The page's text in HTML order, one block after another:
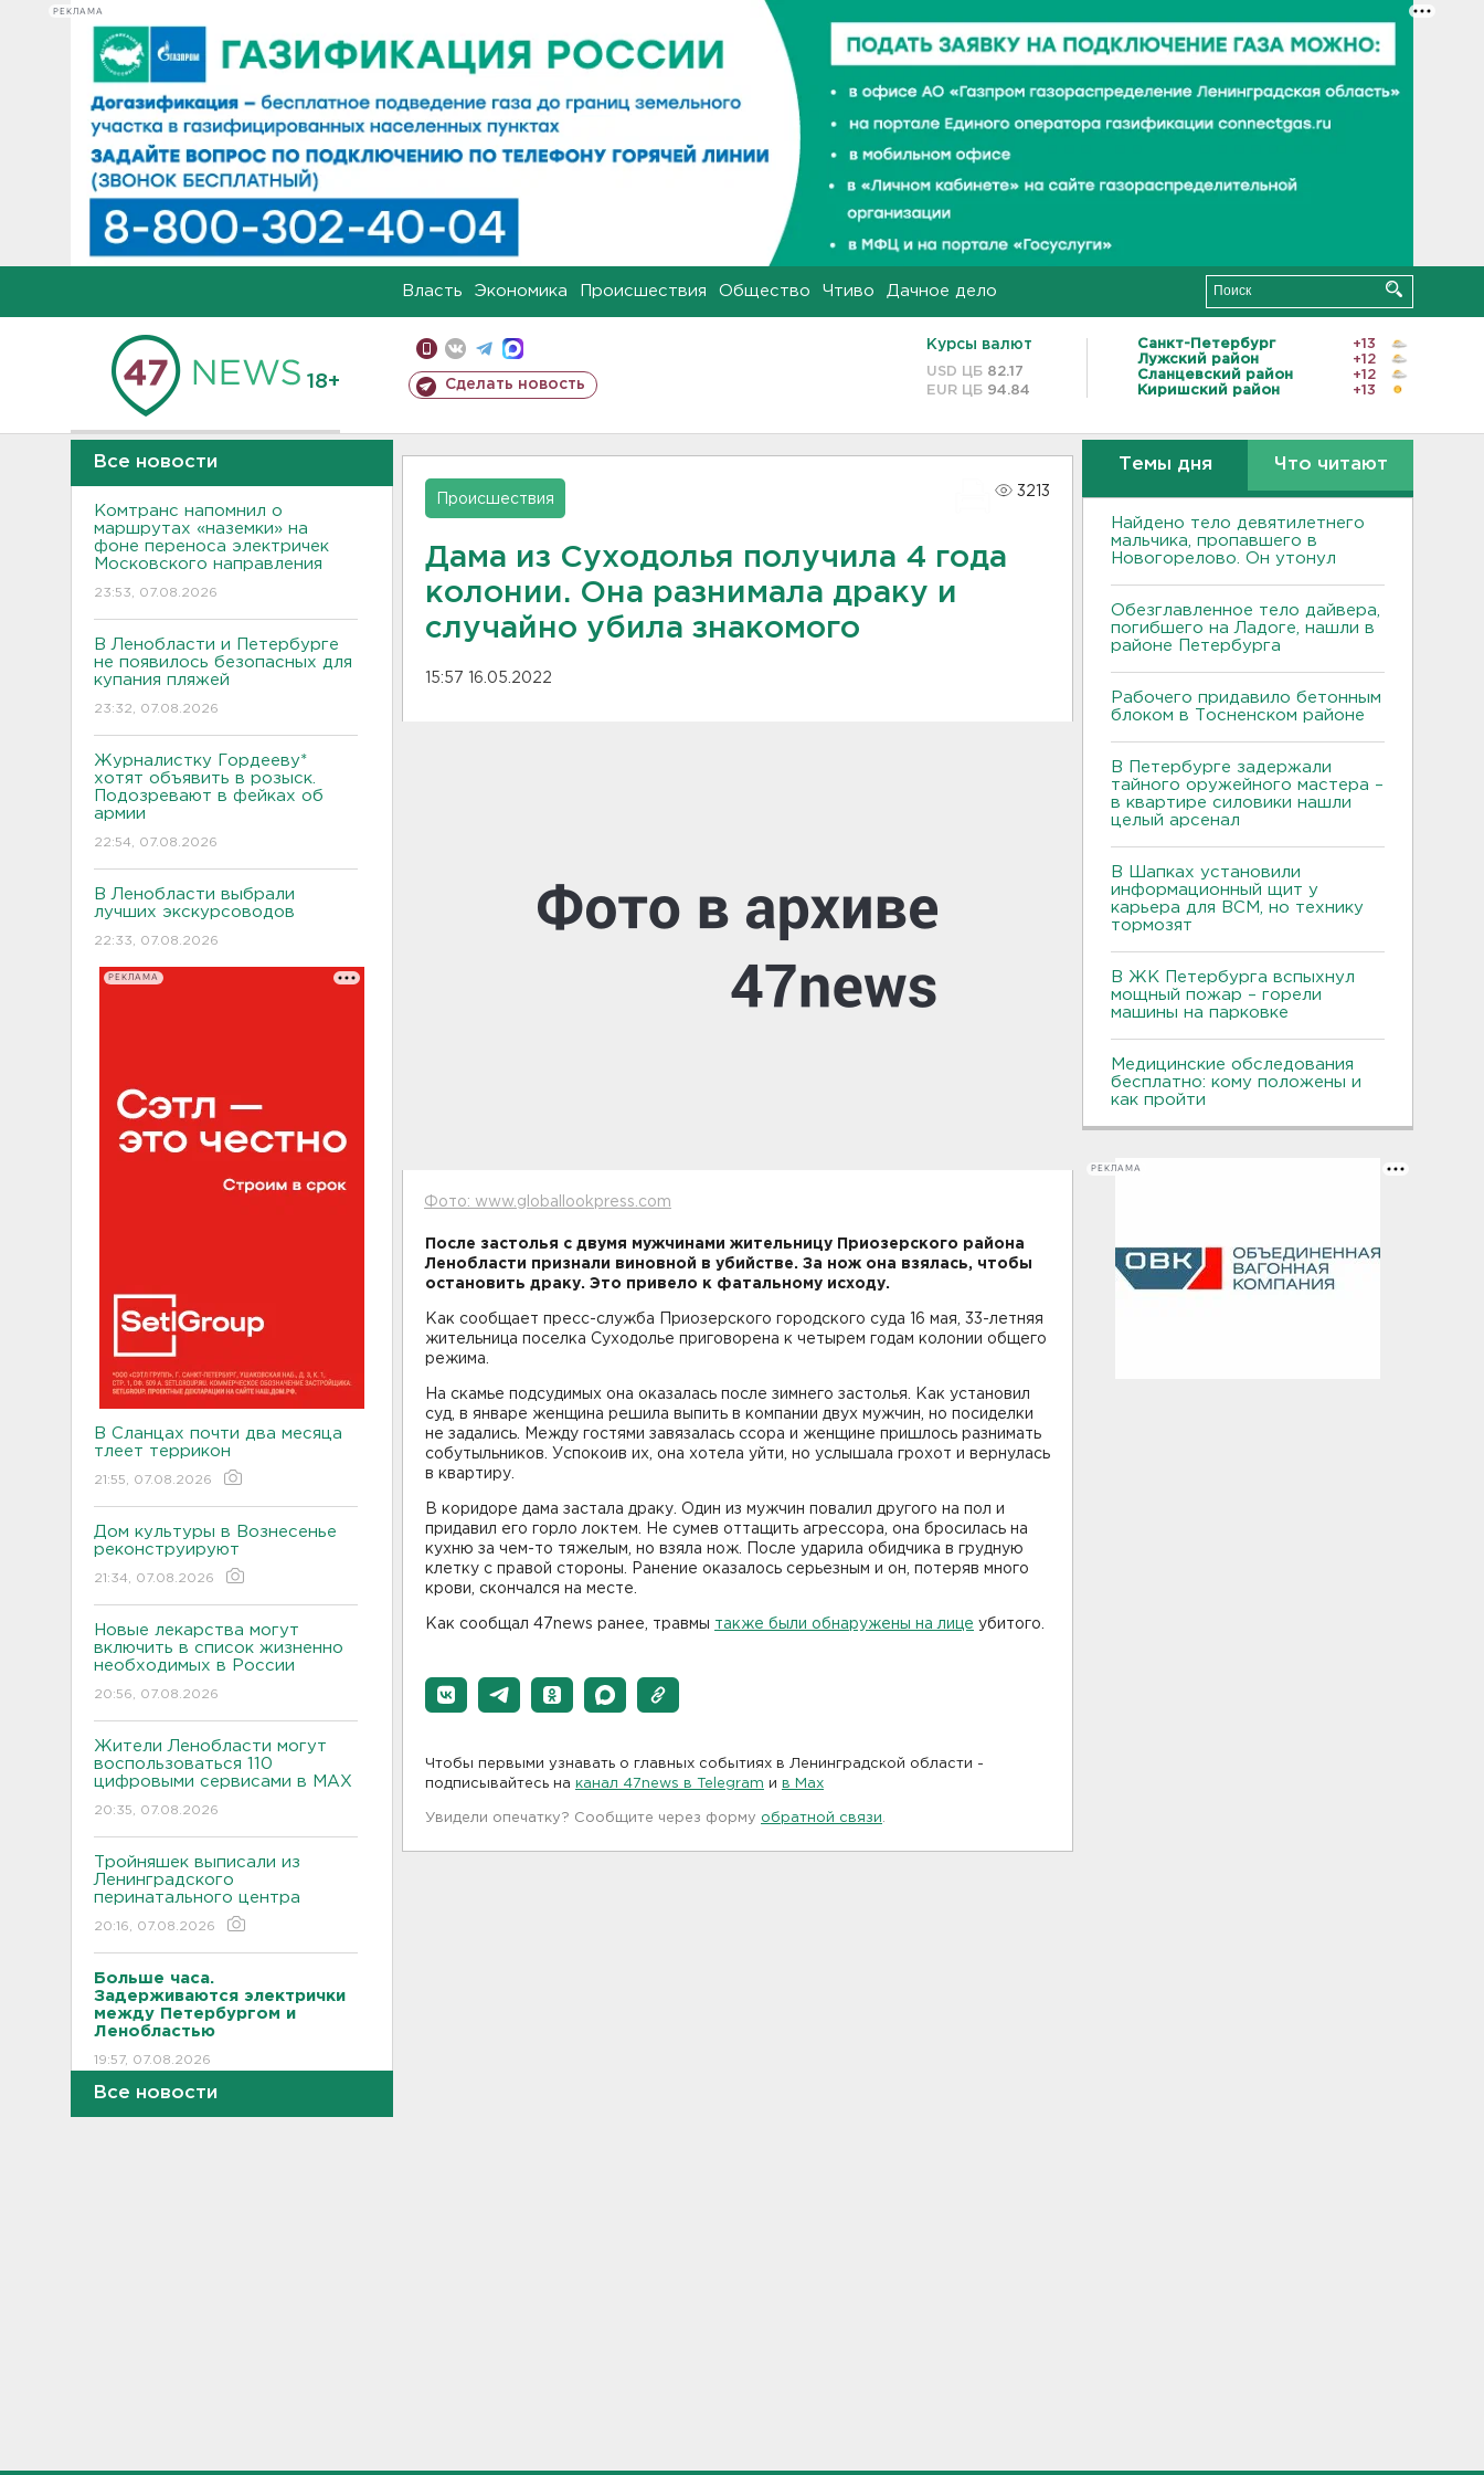
РЕКЛАМА
Власть Экономика Происшествия Общество Чтиво Дачное дело
18+ Сделать новость
Курсы валют
USD ЦБ 82.17
EUR ЦБ 94.84
Санкт-Петербург
+13
Лужский район
+12
Сланцевский район
+12
Киришский район
+13
Все новости
Комтранс напомнил о
маршрутах «наземки» на
фоне переноса электричек
Московского направления
23:53, 07.08.2026
В Ленобласти и Петербурге
не появилось безопасных для
купания пляжей
23:32, 07.08.2026
Журналистку Гордееву*
хотят объявить в розыск.
Подозревают в фейках об
армии
22:54, 07.08.2026
В Ленобласти выбрали
лучших экскурсоводов
22:33, 07.08.2026
РЕКЛАМА
В Сланцах почти два месяца
тлеет террикон
21:55, 07.08.2026
Дом культуры в Вознесенье
реконструируют
21:34, 07.08.2026
Новые лекарства могут
включить в список жизненно
необходимых в России
20:56, 07.08.2026
Жители Ленобласти могут
воспользоваться 110
цифровыми сервисами в МАХ
20:35, 07.08.2026
Тройняшек выписали из
Ленинградского
перинатального центра
20:16, 07.08.2026
Больше часа.
Задерживаются электрички
между Петербургом и
Ленобластью
19:57, 07.08.2026
Все новости
Происшествия
3213
Дама из Суходолья получила 4 года
колонии. Она разнимала драку и
случайно убила знакомого
15:57 16.05.2022
Фото: www.globallookpress.com
После застолья с двумя мужчинами жительницу Приозерского района
Ленобласти признали виновной в убийстве. За нож она взялась, чтобы
остановить драку. Это привело к фатальному исходу.
Как сообщает пресс-служба Приозерского городского суда 16 мая, 33-летняя
жительница поселка Суходолье приговорена к четырем годам колонии общего
режима.
На скамье подсудимых она оказалась после зимнего застолья. Как установил
суд, в январе женщина решила выпить в компании двух мужчин, но посиделки
не задались. Между гостями завязалась ссора и женщине пришлось разнимать
собутыльников. Успокоив их, она хотела уйти, но услышала грохот и вернулась
в квартиру.
В коридоре дама застала драку. Один из мужчин повалил другого на пол и
придавил его горло локтем. Не сумев оттащить агрессора, она бросилась на
кухню за чем-то тяжелым, но взяла нож. После ударила обидчика в грудную
клетку с правой стороны. Ранение оказалось серьезным и он, потеряв много
крови, скончался на месте.
Как сообщал 47news ранее, травмы также были обнаружены на лице убитого.
Чтобы первыми узнавать о главных событиях в Ленинградской области -
подписывайтесь на канал 47news в Telegram и в Maх
Увидели опечатку? Сообщите через форму обратной связи
Темы дня Что читают
Найдено тело девятилетнего
мальчика, пропавшего в
Новогорелово. Он утонул
Обезглавленное тело дайвера,
погибшего на Ладоге, нашли в
районе Петербурга
Рабочего придавило бетонным
блоком в Тосненском районе
В Петербурге задержали
тайного оружейного мастера –
в квартире силовики нашли
целый арсенал
В Шапках установили
информационный щит у
карьера для ВСМ, но технику
тормозят
В ЖК Петербурга вспыхнул
мощный пожар – горели
машины на парковке
Медицинские обследования
бесплатно: кому положены и
как пройти
РЕКЛАМА